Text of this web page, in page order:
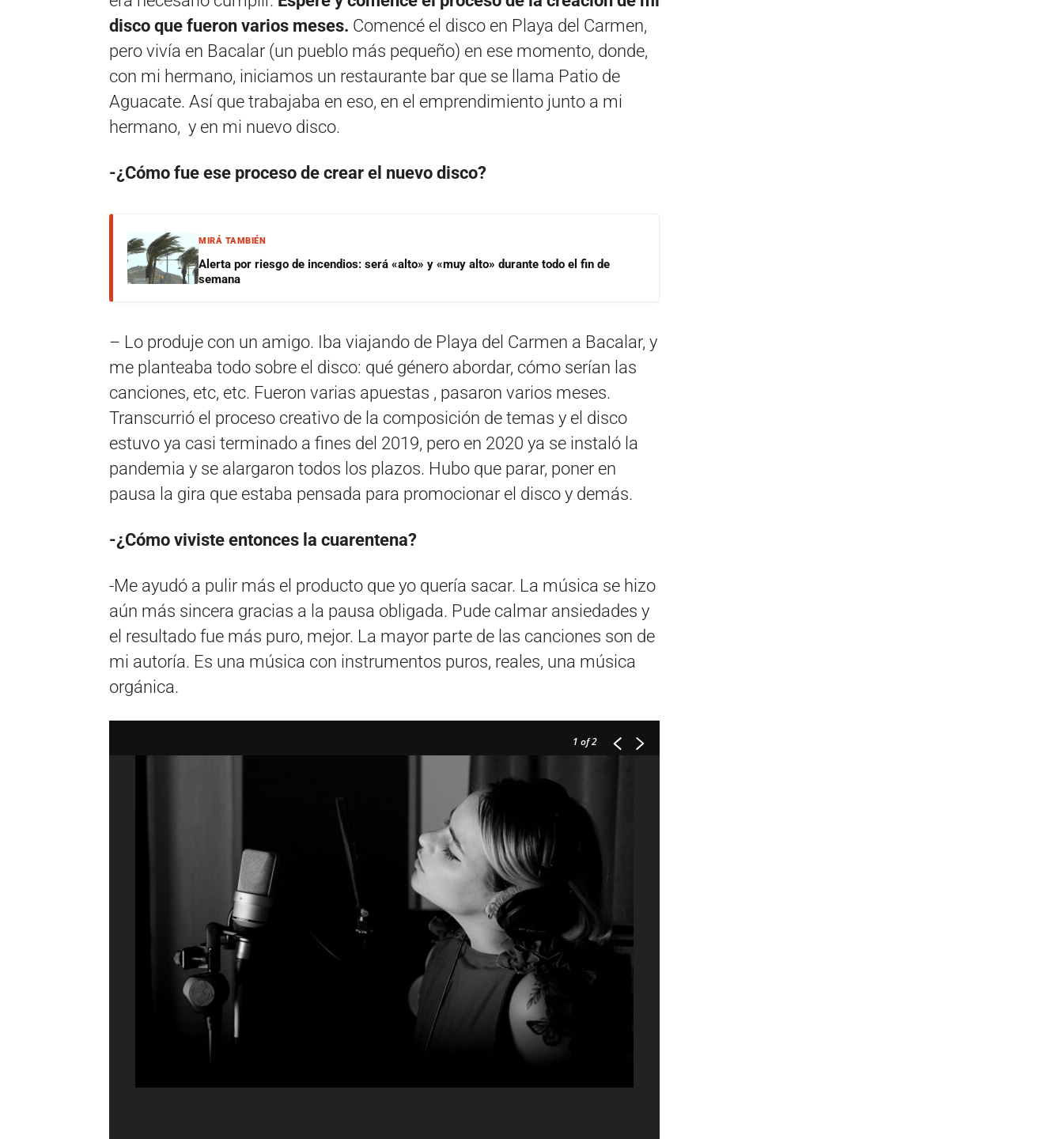
disco que fueron varios meses. Comencé el disco en Playa del Carmen,
pero vivía en Bacalar (un pueblo más pequeño) en ese momento, donde,
con mi hermano, iniciamos un restaurante bar que se llama Patio de
Aguacate. Así que trabajaba en eso, en el emprendimiento junto a mi
hermano, y en mi nuevo disco.
-¿Cómo fue ese proceso de crear el nuevo disco?
MIRÁ TAMBIÉN
Alerta por riesgo de incendios: será «alto» y «muy alto» durante todo el fin de
semana
– Lo produje con un amigo. Iba viajando de Playa del Carmen a Bacalar, y
me planteaba todo sobre el disco: qué género abordar, cómo serían las
canciones, etc, etc. Fueron varias apuestas , pasaron varios meses.
Transcurrió el proceso creativo de la composición de temas y el disco
estuvo ya casi terminado a fines del 2019, pero en 2020 ya se instaló la
pandemia y se alargaron todos los plazos. Hubo que parar, poner en
pausa la gira que estaba pensada para promocionar el disco y demás.
-¿Cómo viviste entonces la cuarentena?
-Me ayudó a pulir más el producto que yo quería sacar. La música se hizo
aún más sincera gracias a la pausa obligada. Pude calmar ansiedades y
el resultado fue más puro, mejor. La mayor parte de las canciones son de
mi autoría. Es una música con instrumentos puros, reales, una música
orgánica.
1 of 2